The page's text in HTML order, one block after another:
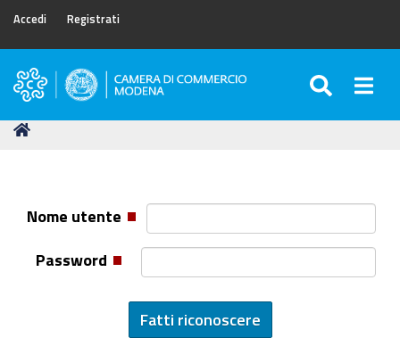
Accedi Registrati
Camera
Commercio
Tu
Nome utente
Password